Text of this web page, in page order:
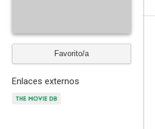
Favorito/a
Enlaces externos